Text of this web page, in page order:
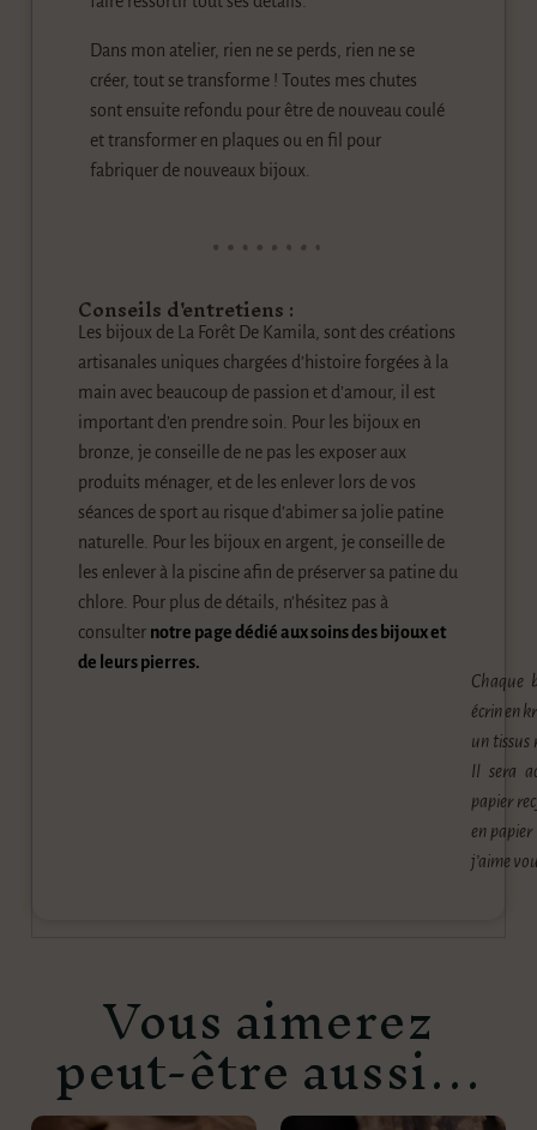
Dans mon atelier, rien ne se perds, rien ne se
créer, tout se transforme ! Toutes mes chutes
sont ensuite refondu pour être de nouveau coulé
et transformer en plaques ou en fil pour
fabriquer de nouveaux bijoux.
Conseils d'entretiens :
Les bijoux de La Forêt De Kamila, sont des créations
artisanales uniques chargées d’histoire forgées à la
main avec beaucoup de passion et d’amour, il est
important d’en prendre soin. Pour les bijoux en
bronze, je conseille de ne pas les exposer aux
produits ménager, et de les enlever lors de vos
séances de sport au risque d’abimer sa jolie patine
naturelle. Pour les bijoux en argent, je conseille de
les enlever à la piscine afin de préserver sa patine du
chlore. Pour plus de détails, n’hésitez pas à
consulter notre page dédié aux soins des bijoux et
de leurs pierres.
Chaque
écrin en
un tissus
Il sera
papier
en
j’aime
Vous aimerez
peut-être aussi…